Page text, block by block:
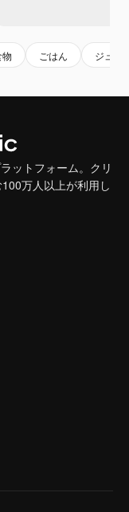
ごはん ジュー
ットフォーム。クリ
万人以上が利用し